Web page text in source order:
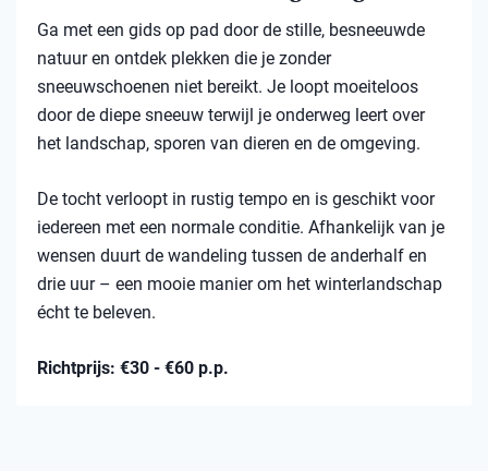
Ga met een gids op pad door de stille, besneeuwde
natuur en ontdek plekken die je zonder
sneeuwschoenen niet bereikt. Je loopt moeiteloos
door de diepe sneeuw terwijl je onderweg leert over
het landschap, sporen van dieren en de omgeving.
De tocht verloopt in rustig tempo en is geschikt voor
iedereen met een normale conditie. Afhankelijk van je
wensen duurt de wandeling tussen de anderhalf en
drie uur – een mooie manier om het winterlandschap
écht te beleven.
Richtprijs: €30 - €60 p.p.